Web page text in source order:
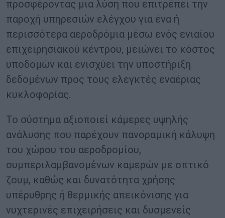
προσφέροντας μια λύση που επιτρέπει την
παροχή υπηρεσιών ελέγχου για ένα ή
περισσότερα αεροδρόμια μέσω ενός ενιαίου
επιχειρησιακού κέντρου, μειώνει το κόστος
υποδομών και ενισχύει την υποστήριξη
δεδομένων προς τους ελεγκτές εναέριας
κυκλοφορίας.
Το σύστημα αξιοποιεί κάμερες υψηλής
ανάλυσης που παρέχουν πανοραμική κάλυψη
του χώρου του αεροδρομίου,
συμπεριλαμβανομένων καμερών με οπτικό
ζουμ, καθώς και δυνατότητα χρήσης
υπέρυθρης ή θερμικής απεικόνισης για
νυχτερινές επιχειρήσεις και δυσμενείς